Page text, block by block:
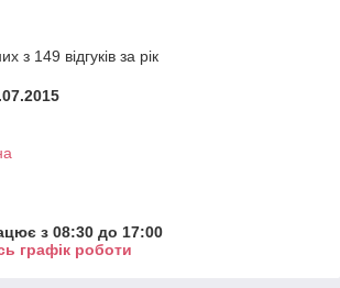
з 149 відгуків за рік
з 08:30 до 17:00
графік роботи